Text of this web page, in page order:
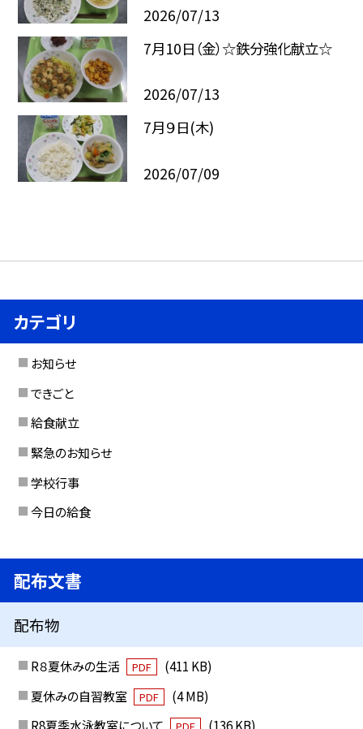
2026/07/13
7月10日（金）☆鉄分強化献立☆
2026/07/13
7月９日(木)
2026/07/09
カテゴリ
お知らせ
できごと
給食献立
緊急のお知らせ
学校行事
今日の給食
配布文書
配布物
R８夏休みの生活 PDF
(411 KB)
夏休みの自習教室
PDF
(4 MB)
R8夏季水泳教室について
(136 KB)